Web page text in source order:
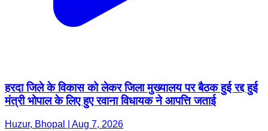
हरदा जिले के विकास को लेकर जिला मुख्यालय पर बैठक हुई रद्द हुई
मंत्री भोपाल के लिए हुए रवाना विधायक ने आपत्ति जताई
Huzur, Bhopal | Aug 7, 2026